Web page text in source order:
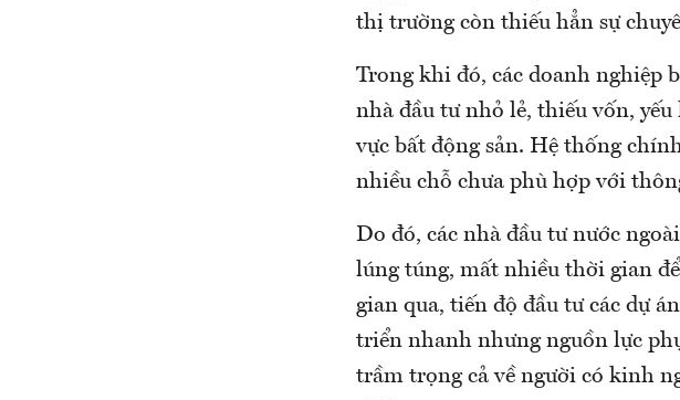
thị trường còn thiếu hẳn sự
Trong khi đó, các doanh nghiệp
nhà đầu tư nhỏ lẻ, thiếu vốn,
vực bất động sản. Hệ thống
nhiều chỗ chưa phù hợp với
Do đó, các nhà đầu tư nước
lúng túng, mất nhiều thời gian
gian qua, tiến độ đầu tư các dự
triển nhanh nhưng nguồn lực
trầm trọng cả về người có kinh